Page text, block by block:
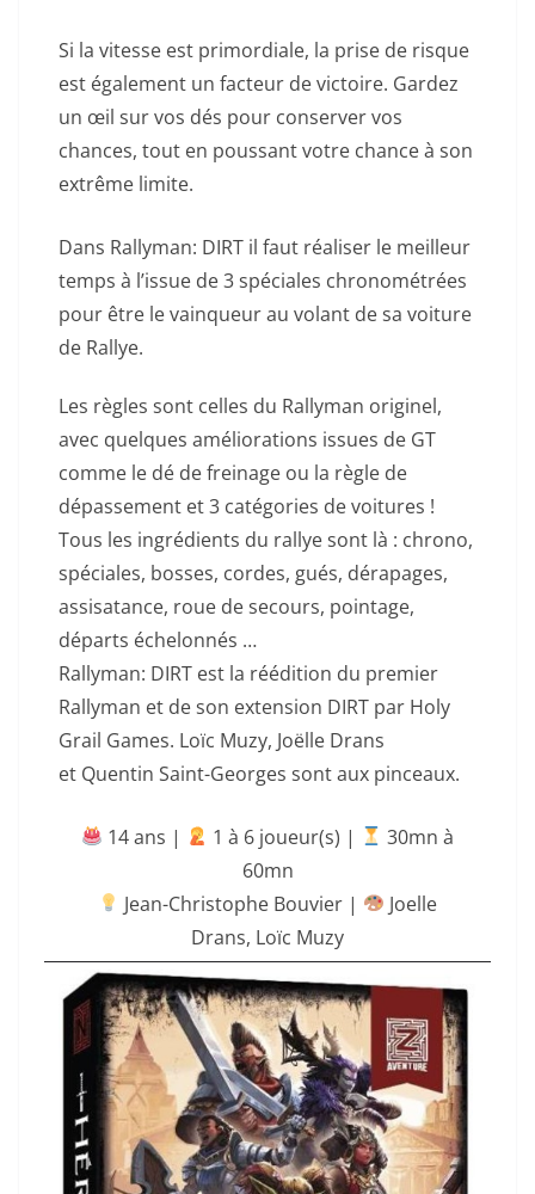
Si la vitesse est primordiale, la prise de risque
est également un facteur de victoire. Gardez
un œil sur vos dés pour conserver vos
chances, tout en poussant votre chance à son
extrême limite.
Dans Rallyman: DIRT il faut réaliser le meilleur
temps à l’issue de 3 spéciales chronométrées
pour être le vainqueur au volant de sa voiture
de Rallye.
Les règles sont celles du Rallyman originel,
avec quelques améliorations issues de GT
comme le dé de freinage ou la règle de
dépassement et 3 catégories de voitures !
Tous les ingrédients du rallye sont là : chrono,
spéciales, bosses, cordes, gués, dérapages,
assisatance, roue de secours, pointage,
départs échelonnés …
Rallyman: DIRT est la réédition du premier
Rallyman et de son extension DIRT par Holy
Grail Games. Loïc Muzy, Joëlle Drans
et Quentin Saint-Georges sont aux pinceaux.
14 ans | ‍ 1 à 6 joueur(s) |
30mn à
60mn
Jean-Christophe Bouvier |
Joelle
Drans, Loïc Muzy